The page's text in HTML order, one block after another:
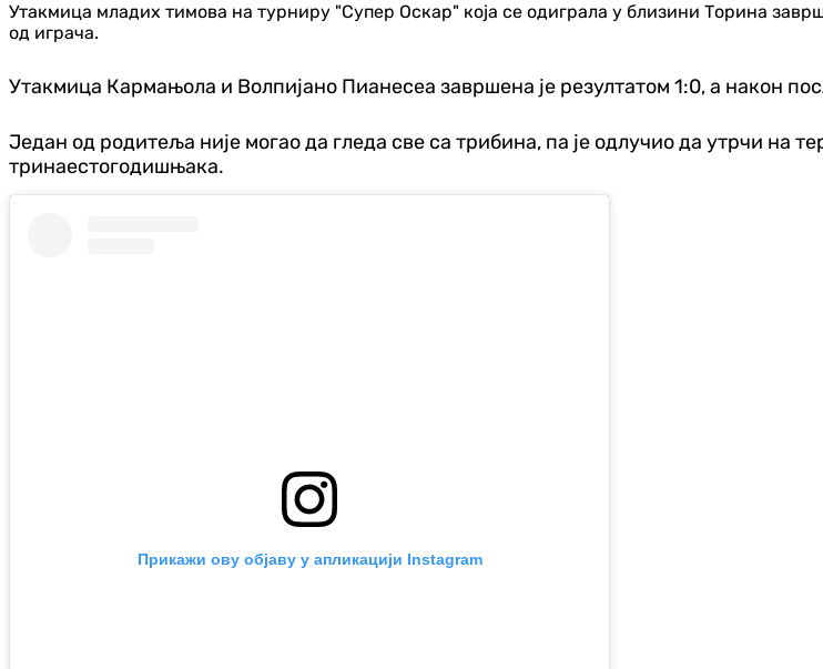
Утакмица младих тимова на турниру "Супер Оскар" која се одиграла у близини Торина
од играча.
Утакмица Кармањола и Волпијано Пианесеа завршена је резултатом 1:0, а након
Један од родитеља није могао да гледа све са трибина, па је одлучио да утрчи на
тринаестогодишњака.
Прикажи ову објаву у апликацији Instagram